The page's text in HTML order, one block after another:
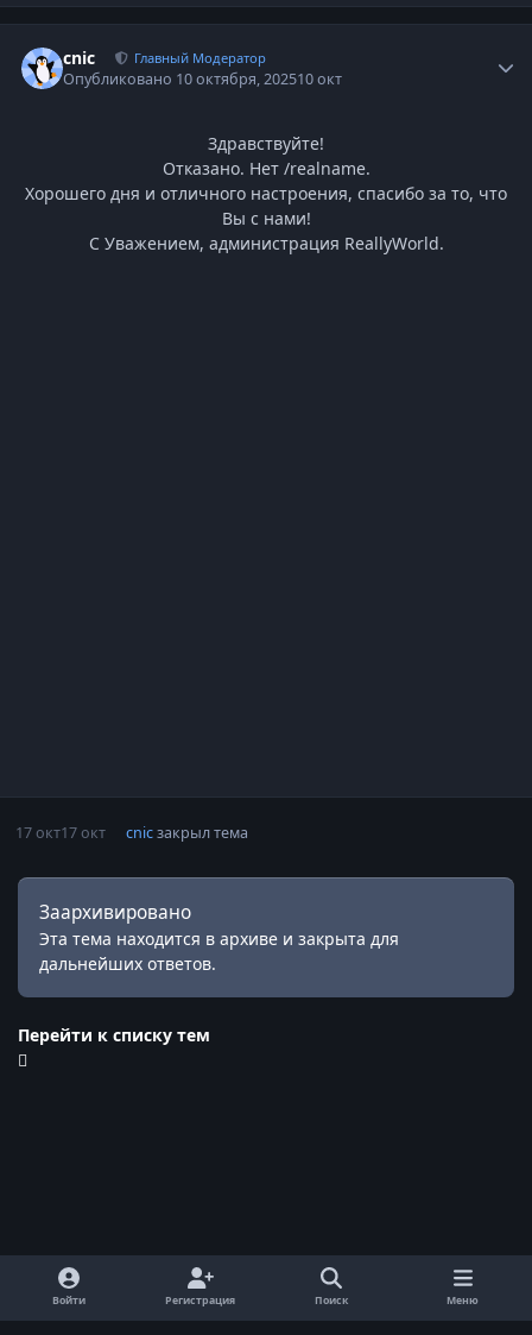
cnic Главный Модератор
Опубликовано 10 октября, 202510 окт
Здравствуйте!
Отказано. Нет /realname.
Хорошего дня и отличного настроения, спасибо за то, что
Вы с нами!
С Уважением, администрация ReallyWorld.
17 окт17 окт cnicзакрыл тема
Заархивировано
Эта тема находится в архиве и закрыта для
дальнейших ответов.
Перейти к списку тем
Войти Регистрация Поиск Меню